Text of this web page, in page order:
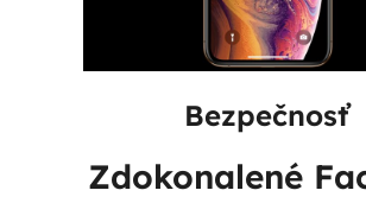
Bezpečnosť
Zdokonalené